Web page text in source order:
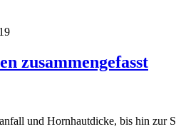
zusammengefasst
und Hornhautdicke, bis hin zur